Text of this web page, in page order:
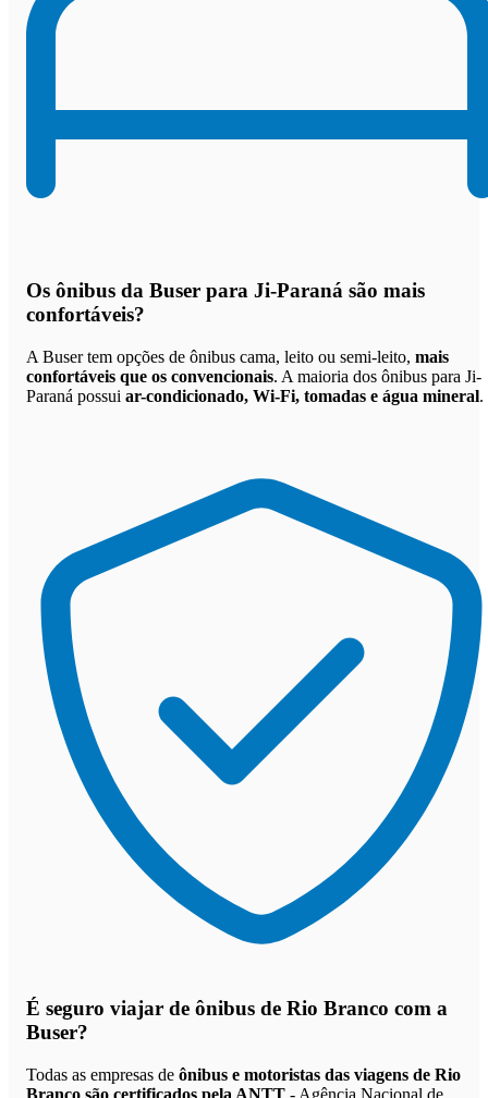
Os ônibus da Buser para Ji-Paraná são mais
confortáveis?
A Buser tem opções de ônibus cama, leito ou semi-leito, mais
confortáveis que os convencionais. A maioria dos ônibus para Ji-
Paraná possui ar-condicionado, Wi-Fi, tomadas e água mineral.
É seguro viajar de ônibus de Rio Branco com a
Buser?
Todas as empresas de ônibus e motoristas das viagens de Rio